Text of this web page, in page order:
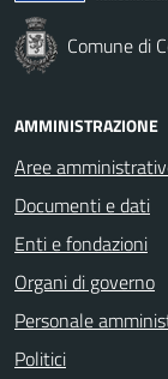
Comune di
AMMINISTRAZIONE
Aree
Documenti e dati
Enti e fondazioni
Organi di governo
Personale
Politici